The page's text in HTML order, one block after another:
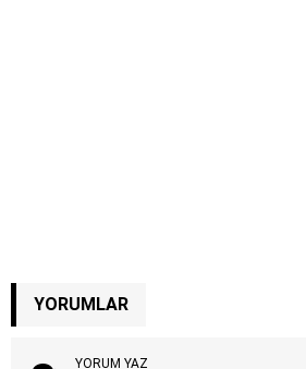
YORUMLAR
YORUM YAZ